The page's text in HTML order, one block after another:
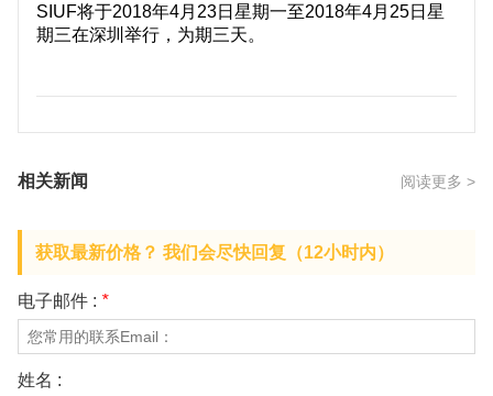
SIUF将于2018年4月23日星期一至2018年4月25日星
期三在深圳举行，为期三天。
相关新闻 阅读更多 >
获取最新价格？ 我们会尽快回复（12小时内）
电子邮件 : *
姓名 :